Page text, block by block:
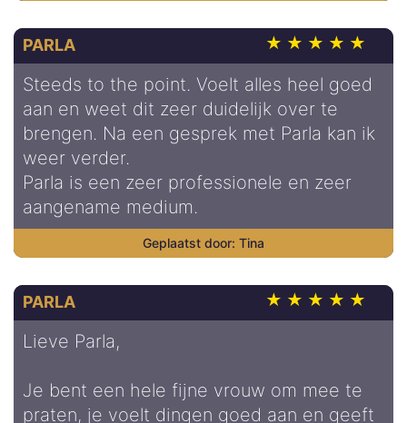
PARLA
Steeds to the point. Voelt alles heel goed
aan en weet dit zeer duidelijk over te
brengen. Na een gesprek met Parla kan ik
weer verder.
Parla is een zeer professionele en zeer
aangename medium.
Tina
PARLA
Lieve Parla,
Je bent een hele fijne vrouw om mee te
praten, je voelt dingen goed aan en geeft